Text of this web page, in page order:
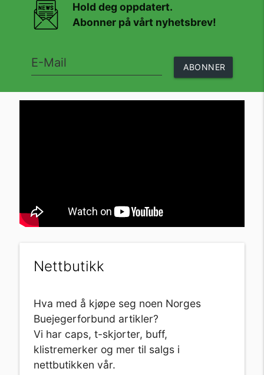
Hold deg oppdatert.
Abonner på vårt nyhetsbrev!
ABONNER
Nettbutikk
Hva med å kjøpe seg noen Norges
Buejegerforbund artikler?
Vi har caps, t-skjorter, buff,
klistremerker og mer til salgs i
nettbutikken vår.